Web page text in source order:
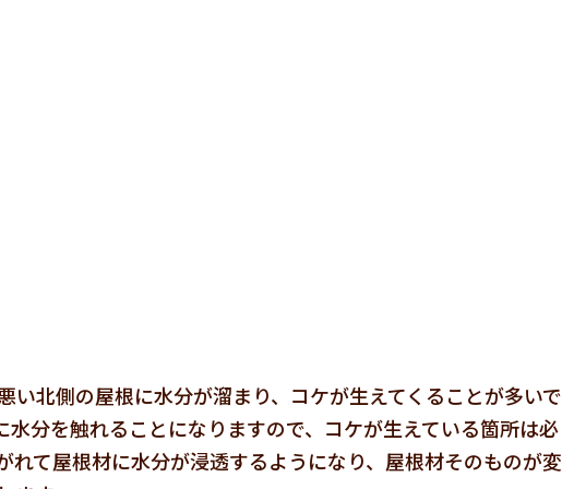
い北側の屋根に水分が溜まり、コケが生えてくることが多いで
分を触れることになりますので、コケが生えている箇所は必
て屋根材に水分が浸透するようになり、屋根材そのものが変